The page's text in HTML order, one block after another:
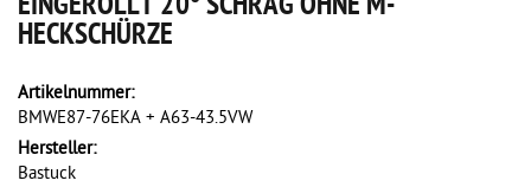
HECKSCHÜRZE
Artikelnummer:
BMWE87-76EKA + A63-43.5VW
Hersteller:
Bastuck